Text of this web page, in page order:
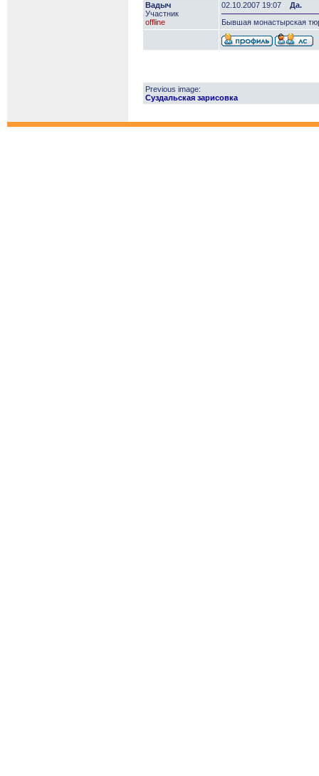
Вадыч
Участник
offline
02.10.2007 19:07
Да.
Бывшая монастырская
Previous image:
Суздальская зарисовка